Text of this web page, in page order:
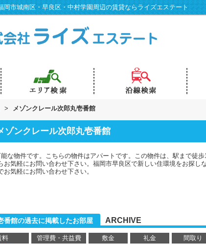
岡市城南区・早良区・中村学園周辺の賃貸ならライズエステート
> メゾンクレール次郎丸壱番館
ゾンクレール次郎丸壱番館
な物件です。こちらの物件はアパートです。この物件は、駅まで徒
お気軽にお問い合わせ下さい。福岡市早良区で新しい住環境をお探
気軽にお問い合わせ下さい。
番館の過去に掲載したお部屋 ARCHIVE
料 管理費・共益費 敷金 礼金 間取り